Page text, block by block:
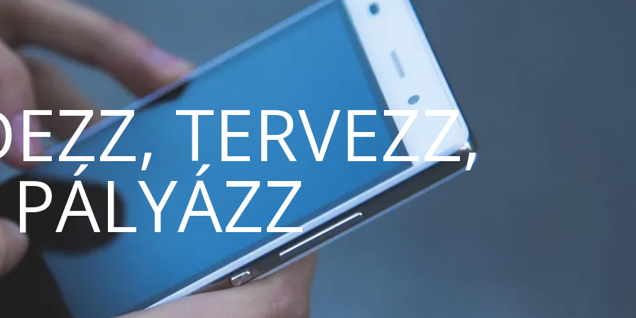
TERVEZZ,
PÁLYÁZZ